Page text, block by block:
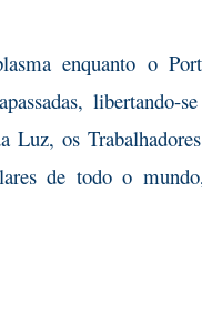
enquanto o
libertando-
Luz, os
de todo o